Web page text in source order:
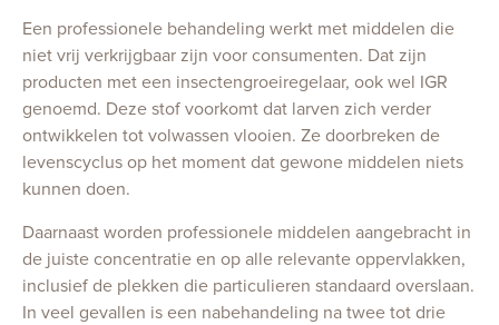
Een professionele behandeling werkt met middelen die
niet vrij verkrijgbaar zijn voor consumenten. Dat zijn
producten met een insectengroeiregelaar, ook wel IGR
genoemd. Deze stof voorkomt dat larven zich verder
ontwikkelen tot volwassen vlooien. Ze doorbreken de
levenscyclus op het moment dat gewone middelen niets
kunnen doen.
Daarnaast worden professionele middelen aangebracht in
de juiste concentratie en op alle relevante oppervlakken,
inclusief de plekken die particulieren standaard overslaan.
In veel gevallen is een nabehandeling na twee tot drie